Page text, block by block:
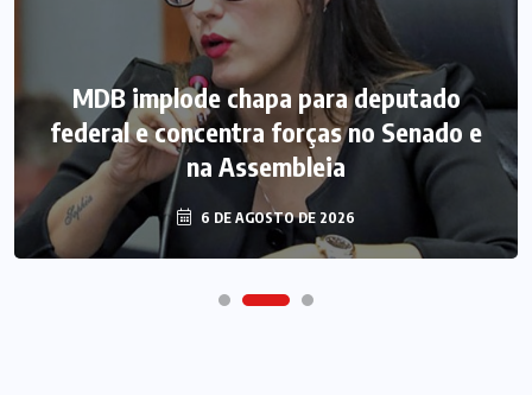
MDB implode chapa para deputado
federal e concentra forças no Senado e
na Assembleia
6 DE AGOSTO DE 2026